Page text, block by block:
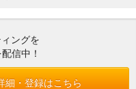
ングを
信中！
細・登録はこちら